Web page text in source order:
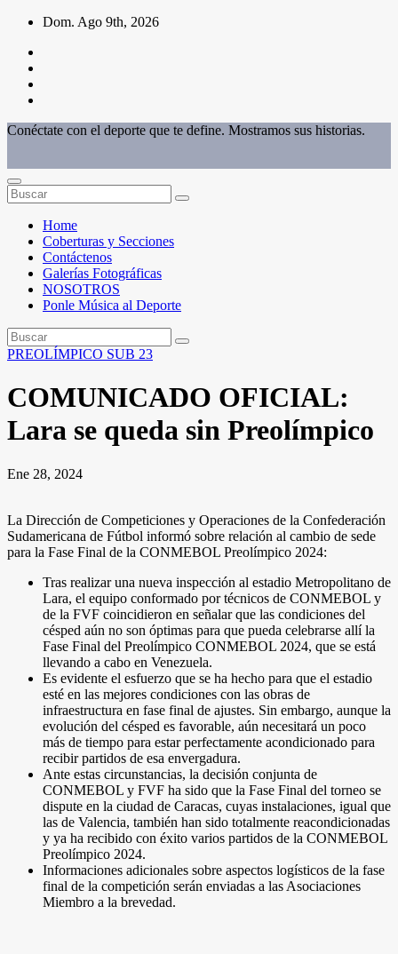
Saltar
contenido
Dom. Ago 9th, 2026
Conéctate con el deporte que te define. Mostramos sus historias.
Home
Coberturas y Secciones
Contáctenos
Galerías Fotográficas
NOSOTROS
Ponle Música al Deporte
PREOLÍMPICO SUB 23
COMUNICADO OFICIAL:
Lara se queda sin Preolímpico
Ene 28, 2024
La Dirección de Competiciones y Operaciones de la Confederación
Sudamericana de Fútbol informó sobre relación al cambio de sede
para la Fase Final de la CONMEBOL Preolímpico 2024:
Tras realizar una nueva inspección al estadio Metropolitano de
Lara, el equipo conformado por técnicos de CONMEBOL y
de la FVF coincidieron en señalar que las condiciones del
césped aún no son óptimas para que pueda celebrarse allí la
Fase Final del Preolímpico CONMEBOL 2024, que se está
llevando a cabo en Venezuela.
Es evidente el esfuerzo que se ha hecho para que el estadio
esté en las mejores condiciones con las obras de
infraestructura en fase final de ajustes. Sin embargo, aunque la
evolución del césped es favorable, aún necesitará un poco
más de tiempo para estar perfectamente acondicionado para
recibir partidos de esa envergadura.
Ante estas circunstancias, la decisión conjunta de
CONMEBOL y FVF ha sido que la Fase Final del torneo se
dispute en la ciudad de Caracas, cuyas instalaciones, igual que
las de Valencia, también han sido totalmente reacondicionadas
y ya ha recibido con éxito varios partidos de la CONMEBOL
Preolímpico 2024.
Informaciones adicionales sobre aspectos logísticos de la fase
final de la competición serán enviadas a las Asociaciones
Miembro a la brevedad.